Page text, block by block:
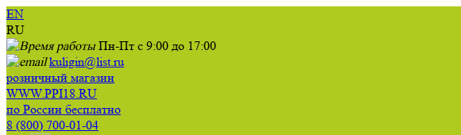
EN
RU
Пн-Пт с 9:00 до 17:00
kuligin@list.ru
розничный магазин
WWW.PPI18.RU
по России бесплатно
8 (800) 700-01-04